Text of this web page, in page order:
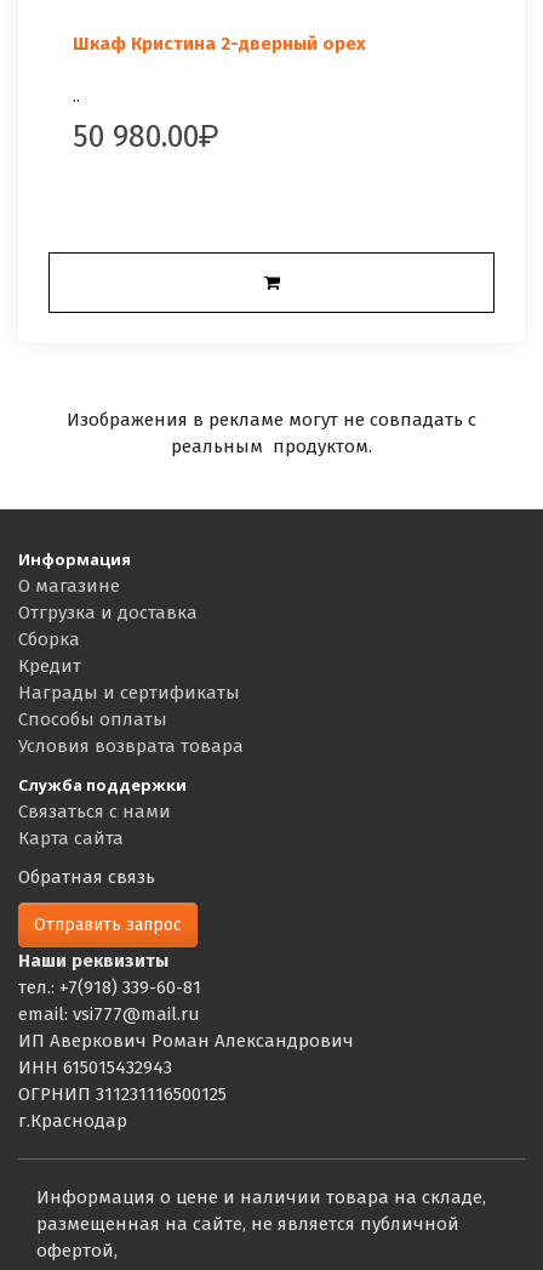
Шкаф Кристина 2-дверный орех
..
50 980.00
Изображения в рекламе могут не совпадать с
реальным продуктом.
Информация
О магазине
Отгрузка и доставка
Сборка
Кредит
Награды и сертификаты
Способы оплаты
Условия возврата товара
Служба поддержки
Связаться с нами
Карта сайта
Обратная связь
Отправить запрос
Наши реквизиты
тел.: +7(918) 339-60-81
email: vsi777@mail.ru
ИП Аверкович Роман Александрович
ИНН 615015432943
ОГРНИП 311231116500125
г.Краснодар
Информация о цене и наличии товара на складе,
размещенная на сайте, не является публичной
офертой,